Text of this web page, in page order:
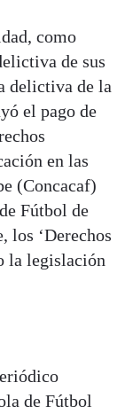
como
de sus
delictiva de la
el pago de
en las
(Concacaf)
Fútbol de
los ‘Derechos
la legislación
de Fútbol